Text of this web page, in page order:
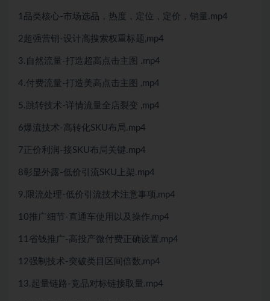
1品类核心-市场选品，热度，定位，定价，销量.mp4
2超强营销-设计高搜索权重标题,mp4
3.自然流量-打造超高点击主图 .mp4
4.付费流量-打造美高点击主图 ,mp4
5.跳转技术-详情流量全店裂变 ,mp4
6爆流技术-高转化SKU布局.mp4
7正价利润-接SKU布局关键.mp4
8彰显外露-低价引流SKU上架.mp4
9.限流处理-低价引流技术注意事项,mp4
10推广细节-直通车使用以及操作,mp4
11省钱推广-高投产微付费正确设置,mp4
12强制技术-突破类目区间倍数,mp4
13.起量链路-竞品对标链接取量.mp4